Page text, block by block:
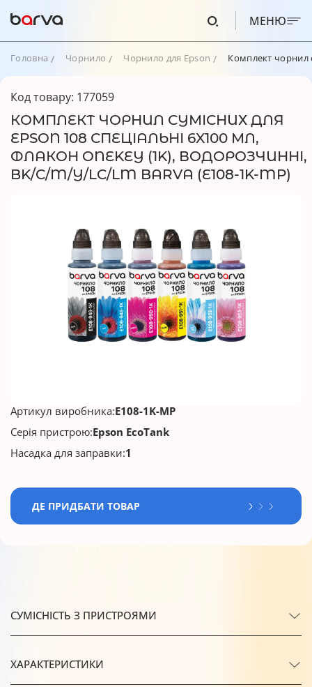
МЕНЮ
Головна Чорнило Чорнило для Epson Комплект чорнил
Код товару: 177059
КОМПЛЕКТ ЧОРНИЛ СУМІСНИХ ДЛЯ
EPSON 108 СПЕЦІАЛЬНІ 6X100 МЛ,
ФЛАКОН ONEKEY (1K), ВОДОРОЗЧИННІ,
BK/C/M/Y/LC/LM BARVA (E108-1K-MP)
Артикул виробника:E108-1K-MP
Серія пристрою:Epson EcoTank
Насадка для заправки:1
ДЕ ПРИДБАТИ ТОВАР
СУМІСНІСТЬ З ПРИСТРОЯМИ
ХАРАКТЕРИСТИКИ